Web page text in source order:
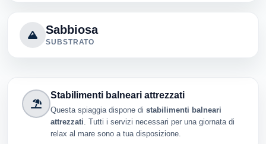
Sabbiosa
SUBSTRATO
Stabilimenti balneari attrezzati
Questa spiaggia dispone di stabilimenti balneari
attrezzati. Tutti i servizi necessari per una giornata di
relax al mare sono a tua disposizione.